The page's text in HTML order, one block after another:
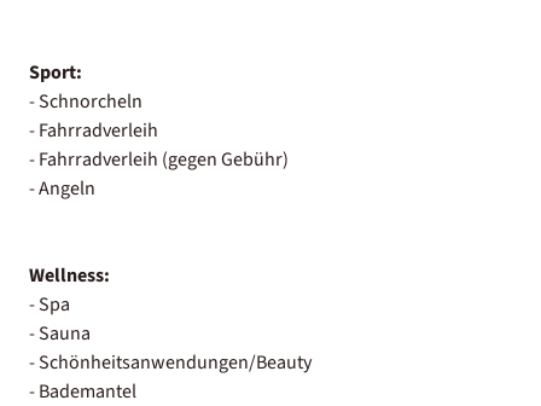
Sport:
- Schnorcheln
- Fahrradverleih
- Fahrradverleih (gegen Gebühr)
- Angeln
Wellness:
- Spa
- Sauna
- Schönheitsanwendungen/Beauty
- Bademantel